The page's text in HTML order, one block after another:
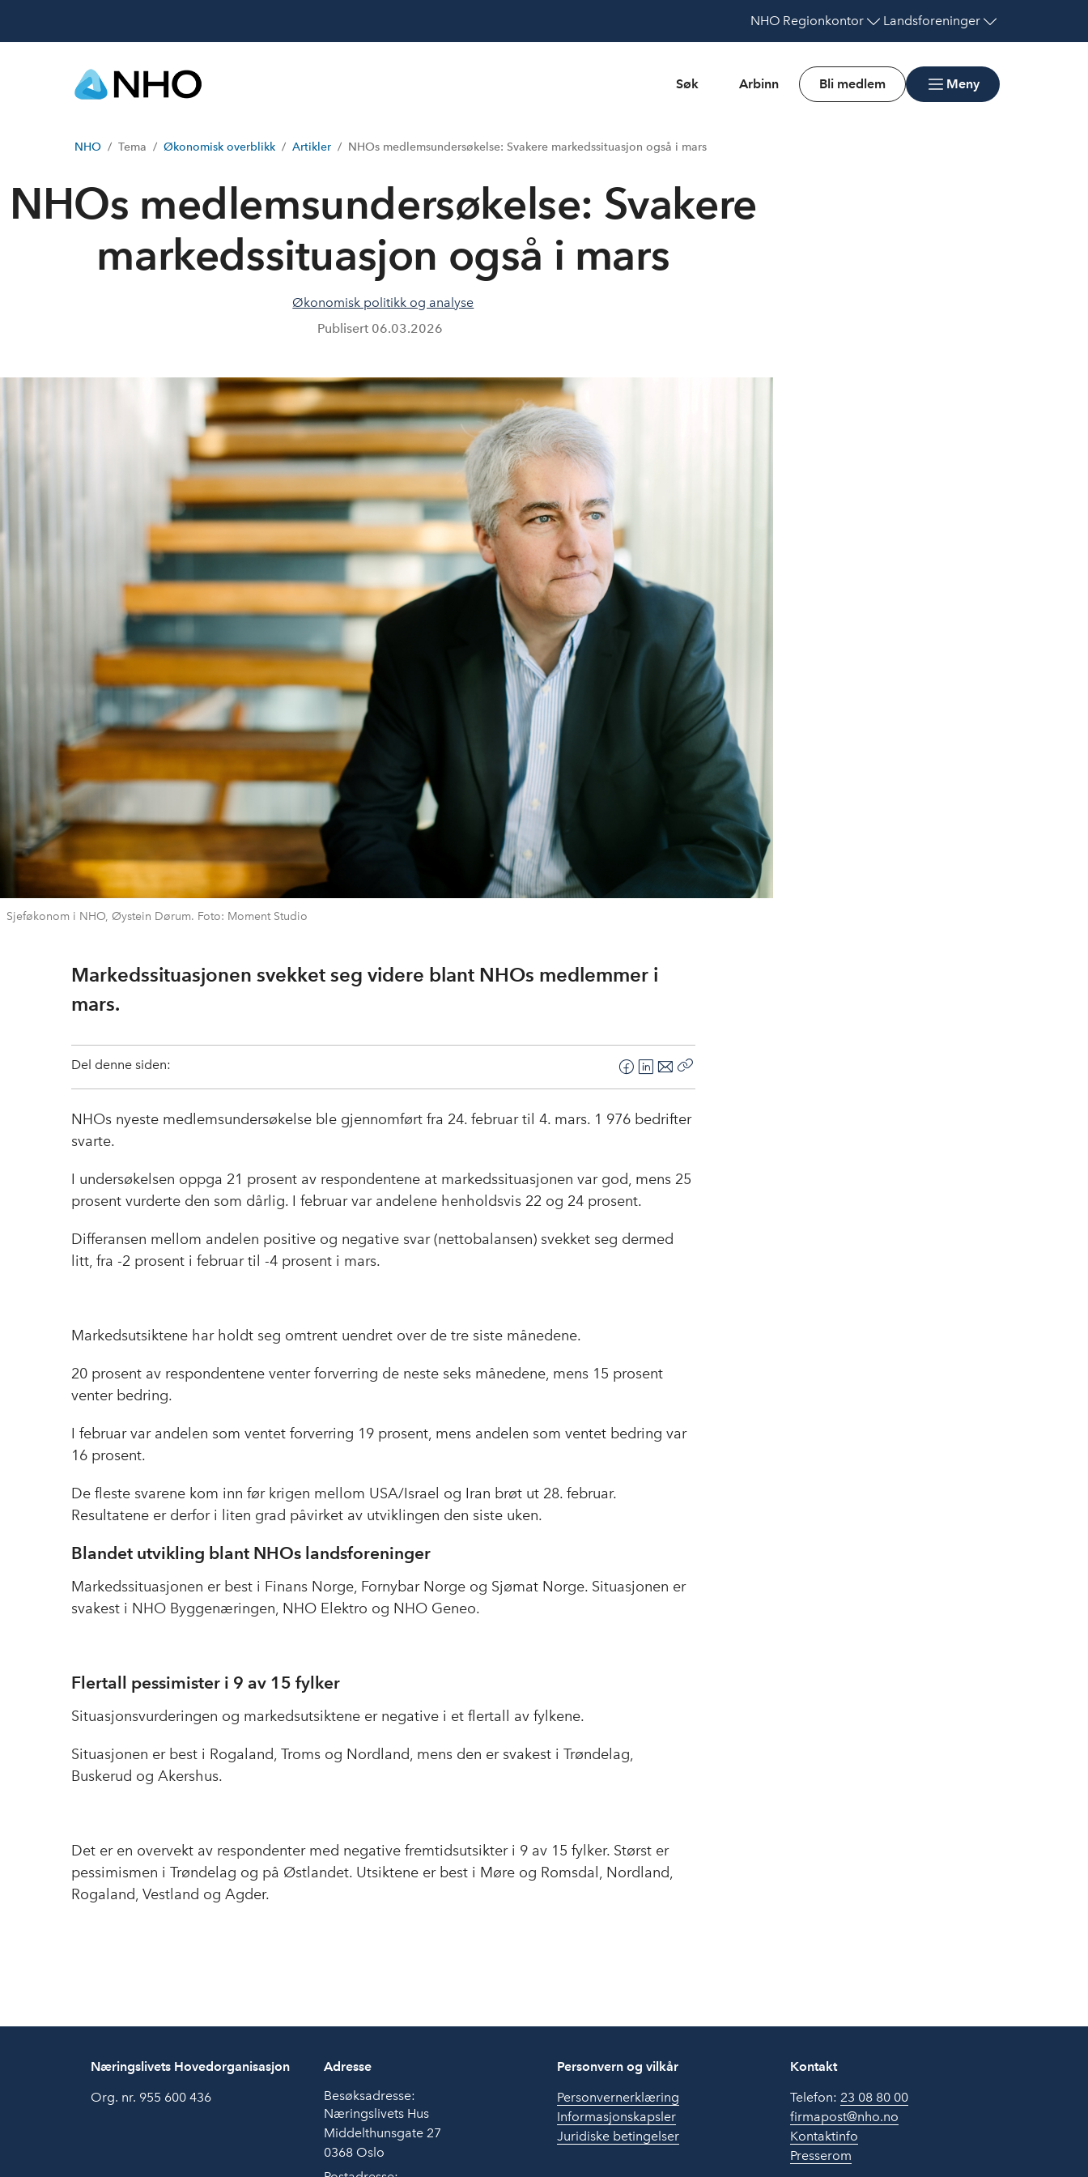
NHO Regionkontor Landsforeninger
Søk Arbinn Bli medlem Meny
NHO Tema Økonomisk overblikk Artikler NHOs medlemsundersøkelse: Svakere markedssituasjon også i mars
NHOs medlemsundersøkelse: Svakere
markedssituasjon også i mars
Økonomisk politikk og analyse
Publisert 06.03.2026
Sjeføkonom i NHO, Øystein Dørum. Foto: Moment Studio
Markedssituasjonen svekket seg videre blant NHOs medlemmer i
mars.
Del denne siden:
F
a
c
k
L
i
n
n
E
-
p
NHOs nyeste medlemsundersøkelse ble gjennomført fra 24. februar til 4. mars. 1 976 bedrifter
svarte.
I undersøkelsen oppga 21 prosent av respondentene at markedssituasjonen var god, mens 25
prosent vurderte den som dårlig. I februar var andelene henholdsvis 22 og 24 prosent.
Differansen mellom andelen positive og negative svar (nettobalansen) svekket seg dermed
litt, fra -2 prosent i februar til -4 prosent i mars.
Markedsutsiktene har holdt seg omtrent uendret over de tre siste månedene.
20 prosent av respondentene venter forverring de neste seks månedene, mens 15 prosent
venter bedring.
I februar var andelen som ventet forverring 19 prosent, mens andelen som ventet bedring var
16 prosent.
De fleste svarene kom inn før krigen mellom USA/Israel og Iran brøt ut 28. februar.
Resultatene er derfor i liten grad påvirket av utviklingen den siste uken.
Blandet utvikling blant NHOs landsforeninger
Markedssituasjonen er best i Finans Norge, Fornybar Norge og Sjømat Norge. Situasjonen er
svakest i NHO Byggenæringen, NHO Elektro og NHO Geneo.
Flertall pessimister i 9 av 15 fylker
Situasjonsvurderingen og markedsutsiktene er negative i et flertall av fylkene.
Situasjonen er best i Rogaland, Troms og Nordland, mens den er svakest i Trøndelag,
Buskerud og Akershus.
Det er en overvekt av respondenter med negative fremtidsutsikter i 9 av 15 fylker. Størst er
pessimismen i Trøndelag og på Østlandet. Utsiktene er best i Møre og Romsdal, Nordland,
Rogaland, Vestland og Agder.
Næringslivets Hovedorganisasjon
Org. nr. 955 600 436
Adresse
Besøksadresse:
Næringslivets Hus
Middelthunsgate 27
0368 Oslo
Personvern og vilkår
Personvernerklæring
Informasjonskapsler
Juridiske betingelser
Kontakt
Telefon: 23 08 80 00
firmapost@nho.no
Kontaktinfo
Presserom